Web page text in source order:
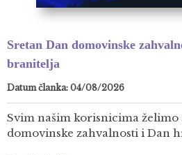
Sretan Dan domovinske
branitelja
Datum članka: 04/08/2026
Svim našim korisnicima želimo
domovinske zahvalnosti i Dan